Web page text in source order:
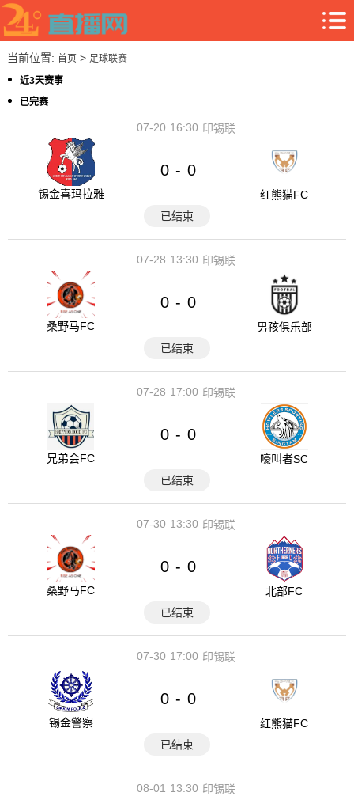
当前位置: 首页> 足球联赛
近3天赛事
已完赛
16:30
07-20 印锡联
锡金喜玛拉雅
0 - 0
红熊猫FC
已结束
13:30
07-28 印锡联
桑野马FC
0 - 0
男孩俱乐部
已结束
17:00
07-28 印锡联
兄弟会FC
0 - 0
嚎叫者SC
已结束
13:30
07-30 印锡联
桑野马FC
0 - 0
北部FC
已结束
17:00
07-30 印锡联
锡金警察
0 - 0
红熊猫FC
已结束
13:30
08-01 印锡联